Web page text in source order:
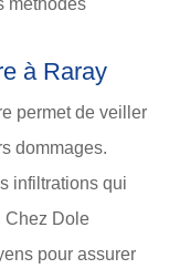
méthodes
à Raray
permet de veiller
dommages.
infiltrations qui
Chez Dole
pour assurer